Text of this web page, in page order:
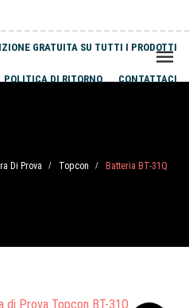
GRATUITA SU TUTTI I PRODOTTI
POLITICA DI RITORNO CONTATTACI
Di Prova / Topcon / Batteria BT-31Q